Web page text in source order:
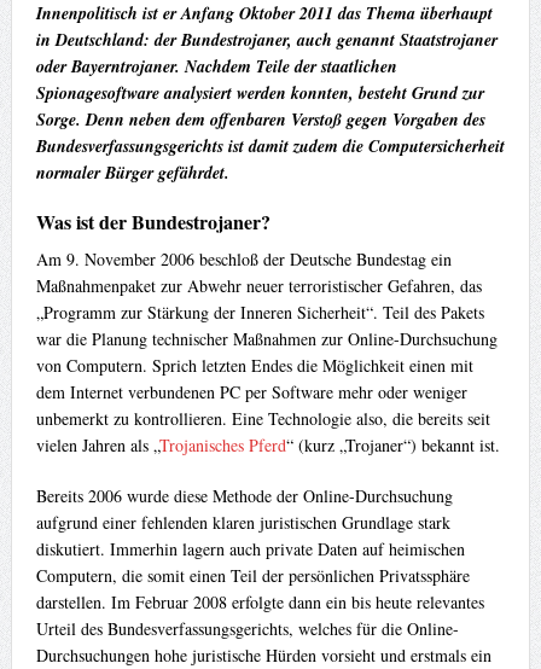
Innenpolitisch ist er Anfang Oktober 2011 das Thema überhaupt
in Deutschland: der Bundestrojaner, auch genannt Staatstrojaner
oder Bayerntrojaner. Nachdem Teile der staatlichen
Spionagesoftware analysiert werden konnten, besteht Grund zur
Sorge. Denn neben dem offenbaren Verstoß gegen Vorgaben des
Bundesverfassungsgerichts ist damit zudem die Computersicherheit
normaler Bürger gefährdet.
Was ist der Bundestrojaner?
Am 9. November 2006 beschloß der Deutsche Bundestag ein
Maßnahmenpaket zur Abwehr neuer terroristischer Gefahren, das
„Programm zur Stärkung der Inneren Sicherheit“. Teil des Pakets
war die Planung technischer Maßnahmen zur Online-Durchsuchung
von Computern. Sprich letzten Endes die Möglichkeit einen mit
dem Internet verbundenen PC per Software mehr oder weniger
unbemerkt zu kontrollieren. Eine Technologie also, die bereits seit
vielen Jahren als „Trojanisches Pferd“ (kurz „Trojaner“) bekannt ist.
Bereits 2006 wurde diese Methode der Online-Durchsuchung
aufgrund einer fehlenden klaren juristischen Grundlage stark
diskutiert. Immerhin lagern auch private Daten auf heimischen
Computern, die somit einen Teil der persönlichen Privatssphäre
darstellen. Im Februar 2008 erfolgte dann ein bis heute relevantes
Urteil des Bundesverfassungsgerichts, welches für die Online-
Durchsuchungen hohe juristische Hürden vorsieht und erstmals ein